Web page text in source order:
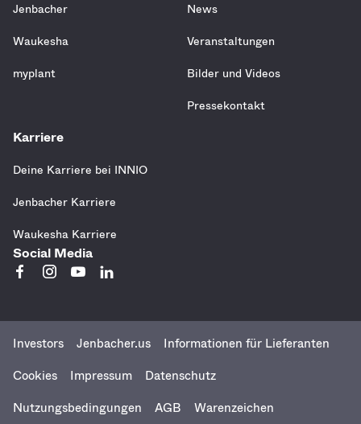
Jenbacher
Waukesha
myplant
News
Veranstaltungen
Bilder und Videos
Pressekontakt
Karriere
Deine Karriere bei INNIO
Jenbacher Karriere
Waukesha Karriere
Social Media
Investors Jenbacher.us
Informationen für Lieferanten
Cookies
Impressum
Datenschutz
Nutzungsbedingungen
AGB Warenzeichen
Menu